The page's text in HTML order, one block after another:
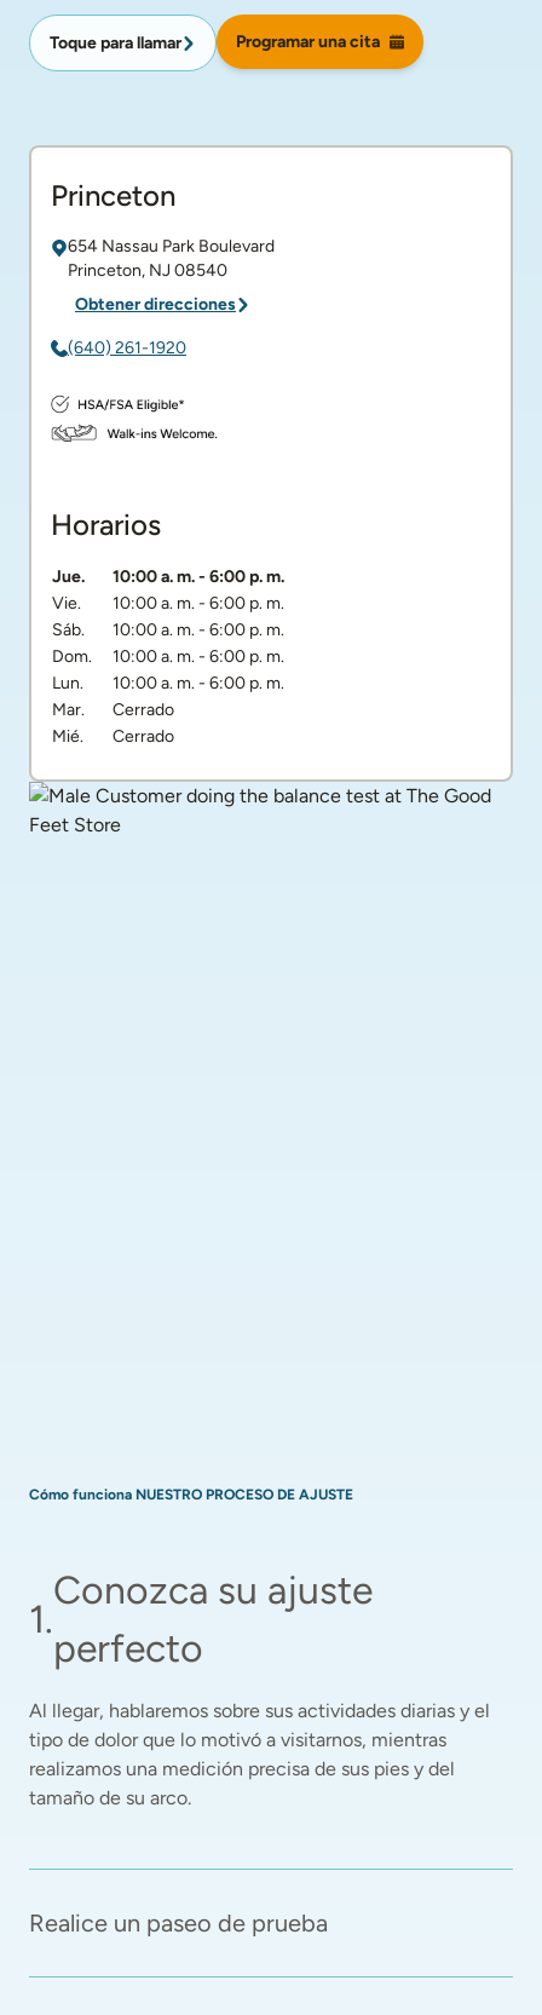
Toque para llamar Programar una cita
Princeton
654 Nassau Park Boulevard
Princeton, NJ 08540
Obtener direcciones
(640) 261-1920
Horarios
Día de la semanaHorarios
Jue. 10:00 a. m.- 6:00 p. m.
Vie.
10:00 a. m.- 6:00 p. m.
Sáb.
10:00 a. m.- 6:00 p. m.
Dom.
10:00 a. m.- 6:00 p. m.
Lun.
10:00 a. m.- 6:00 p. m.
Mar.
Cerrado
Mié.
Cerrado
Cómo funciona NUESTRO PROCESO DE AJUSTE
1.
Conozca su ajuste
perfecto
Al llegar, hablaremos sobre sus actividades diarias y el
tipo de dolor que lo motivó a visitarnos, mientras
realizamos una medición precisa de sus pies y del
tamaño de su arco.
Realice un paseo de prueba